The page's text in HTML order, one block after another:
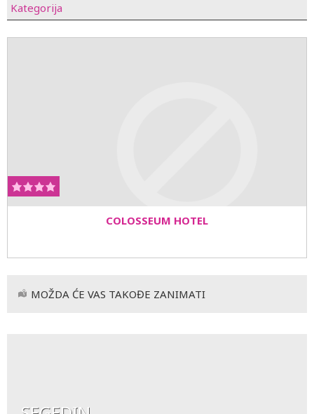
Kategorija
COLOSSEUM HOTEL
MOŽDA ĆE VAS TAKOĐE ZANIMATI